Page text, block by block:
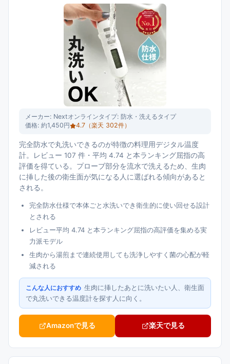
メーカー: Nextオンラインタイプ: 防水・洗えるタイプ
価格: 約1,450円 4.7 （楽天 302件）
完全防水で丸洗いできるのが特徴の料理用デジタル温度
計。レビュー 107 件・平均 4.74 と本ランキング屈指の高
評価を得ている。プローブ部分を流水で洗えるため、生肉
に挿した後の衛生面が気になる人に選ばれる傾向があると
される。
完全防水仕様で本体ごと水洗いでき衛生的に使い回せる設計
とされる
レビュー平均 4.74 と本ランキング屈指の高評価を集める実
力派モデル
生肉から湯煎まで連続使用しても洗浄しやすく菌の心配が軽
減される
こんな人におすすめ 生肉に挿したあとに洗いたい人、衛生面
で丸洗いできる温度計を探す人に向く。
Amazonで見る 楽天で見る